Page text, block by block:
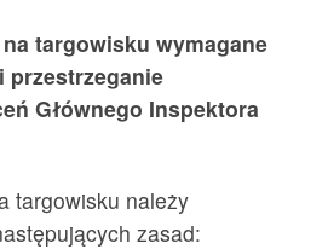
targowisku wymagane
przestrzeganie
Głównego Inspektora
targowisku należy
zasad: